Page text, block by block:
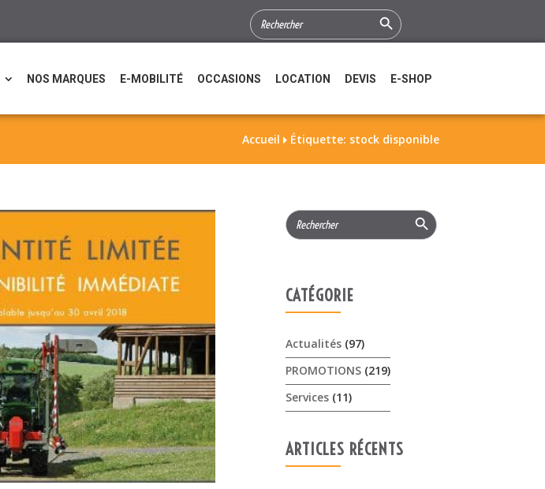
SEARCH
FOR:
Search Button
NOS MARQUES E-MOBILITÉ OCCASIONS LOCATION DEVIS E-SHOP
Accueil  Étiquette: stock disponible
Search
for:
Search Button
CATÉGORIE
Actualités (97)
PROMOTIONS (219)
Services (11)
ARTICLES RÉCENTS